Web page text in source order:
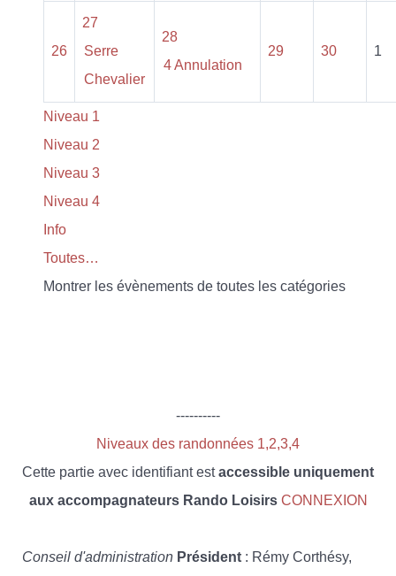
26
27
Serre
Chevalier
28
4 Annulation
29 30 1
Niveau 1
Niveau 2
Niveau 3
Niveau 4
Info
Toutes…
Montrer les évènements de toutes les catégories
----------
Niveaux des randonnées 1,2,3,4
Cette partie avec identifiant estaccessible uniquement
aux accompagnateurs Rando Loisirs CONNEXION
Conseil d'administration Président : Rémy Corthésy,